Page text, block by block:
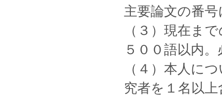
主要論文の番
（３）現在ま
５００語以内
（４）本人に
究者を１名以